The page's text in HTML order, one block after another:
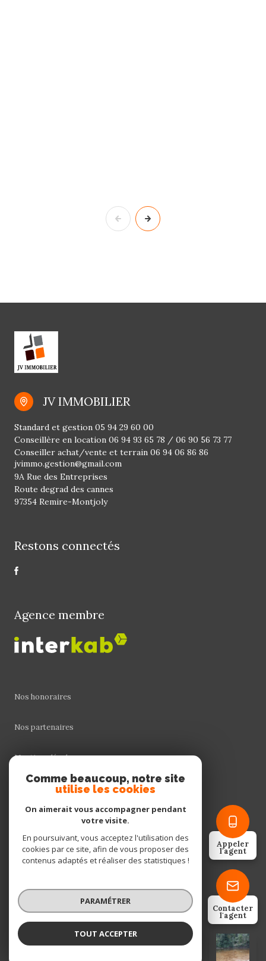
VALENTIN BRION
Appeler
l'agent
Contacter
l'agent
JV IMMOBILIER
jvimmo.gestion@gmail.com
Standard et gestion 05 94 29 60 00
Conseillère en location 06 94 93 65 78 / 06 90 56 73 77
Conseiller achat/vente et terrain 06 94 06 86 86
9A Rue des Entreprises
Route degrad des cannes
97354 Remire-Montjoly
Restons connectés
Agence membre
Nos honoraires
Nos partenaires
Mentions légales
Cookies
© 2026 | Tous droits réservés
Réalisé par
Comme beaucoup, notre site
utilise les cookies
On aimerait vous accompagner pendant
votre visite.
En poursuivant, vous acceptez l'utilisation des
cookies par ce site, afin de vous proposer des
contenus adaptés et réaliser des statistiques !
PARAMÉTRER
TOUT ACCEPTER